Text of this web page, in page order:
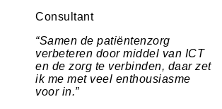
Consultant
“Samen de patiëntenzorg
verbeteren door middel van ICT
en de zorg te verbinden, daar zet
ik me met veel enthousiasme
voor in.”